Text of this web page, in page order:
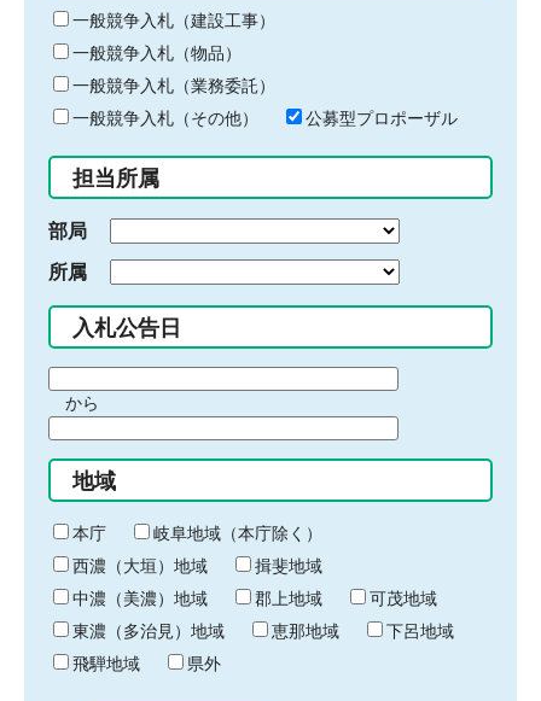
キ
ー
ワ
ー
ド
入
力
一般競争入札（建設工事）
一般競争入札（物品）
一般競争入札（業務委託）
一般競争入札（その他）
公募型プロポーザル
担当所属
部局
所属
入札公告日
間
始
り
から
間
終
わ
り
地域
本庁
岐阜地域（本庁除く）
西濃（大垣）地域
揖斐地域
中濃（美濃）地域
郡上地域
可茂地域
東濃（多治見）地域
恵那地域
下呂地域
飛騨地域
県外